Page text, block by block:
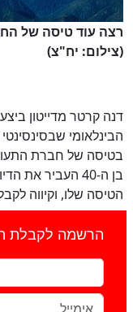
(צילום: יח"צ)
דנה קרטר מדייטון
הבינלאומי
בטיסה של חברת
בן ה-40 העביר
הטיסה שלו, וקיווה
הרשמה לקבלת